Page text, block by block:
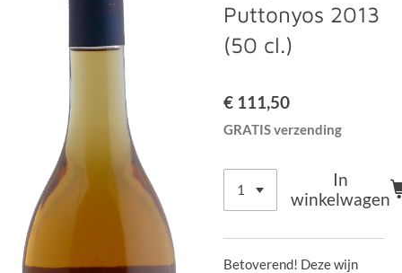
Puttonyos 2013
(50 cl.)
€ 111,50
GRATIS verzending
In
winkelwagen
Betoverend! Deze wijn